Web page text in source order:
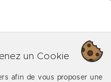
affaires sur
un Cookie
afin de vous proposer une